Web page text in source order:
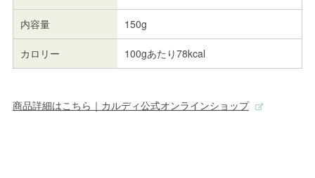
内容量 150g
カロリー 100gあたり78kcal
商品詳細はこちら｜カルディ公式オンラインショップ